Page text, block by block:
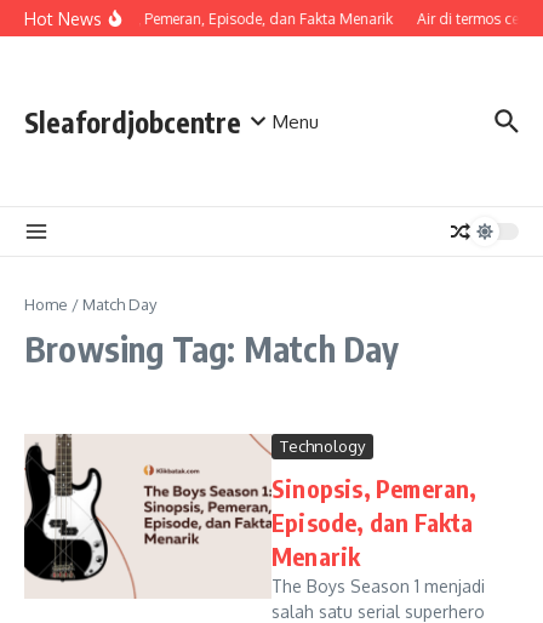
Skip to content
Hot NewsSinopsis, Pemeran, Episode, dan Fakta Menarik Air di termos
Sleafordjobcentre Menu
Home / Match Day
Browsing Tag: Match Day
Technology
Sinopsis, Pemeran,
Episode, dan Fakta
Menarik
The Boys Season 1 menjadi
salah satu serial superhero